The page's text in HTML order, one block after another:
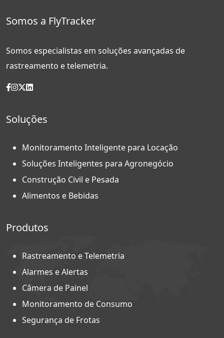
Somos a FlyTracker
Somos especialistas em soluções avançadas de
rastreamento e telemetria.
Soluções
Monitoramento Inteligente para Locação
Soluções Inteligentes para Agronegócio
Construção Civil e Pesada
Alimentos e Bebidas
Produtos
Rastreamento e Telemetria
Alarmes e Alertas
Câmera de Painel
Monitoramento de Consumo
Segurança de Frotas